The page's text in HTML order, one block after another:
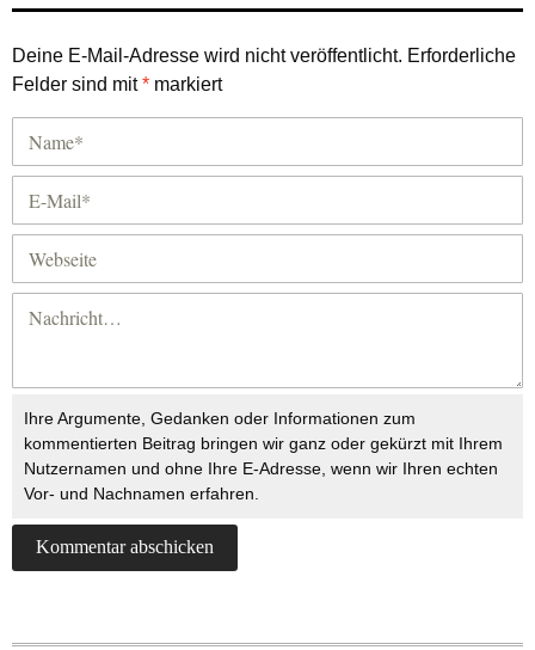
Deine E-Mail-Adresse wird nicht veröffentlicht. Erforderliche
Felder sind mit* markiert
Ihre Argumente, Gedanken oder Informationen zum
kommentierten Beitrag bringen wir ganz oder gekürzt mit Ihrem
Nutzernamen und ohne Ihre E-Adresse, wenn wir Ihren echten
Vor- und Nachnamen erfahren.